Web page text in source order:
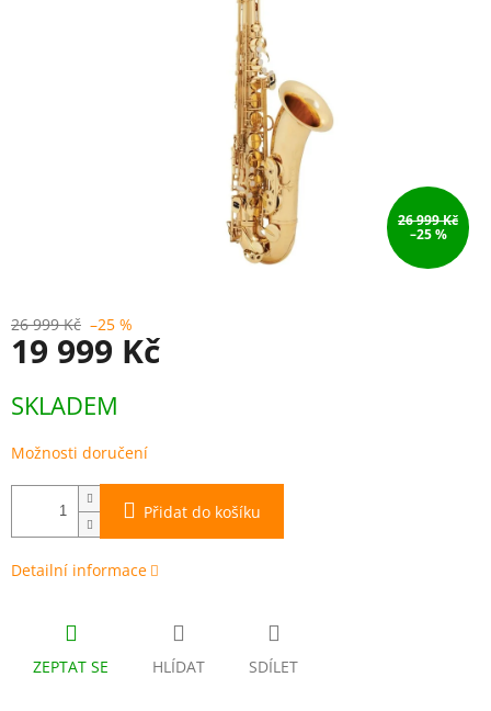
26 999 Kč
–25 %
26 999 Kč –25 %
19 999 Kč
cena:
SKLADEM
Možnosti doručení
Přidat do košíku
Detailní informace
ZEPTAT SE HLÍDAT SDÍLET